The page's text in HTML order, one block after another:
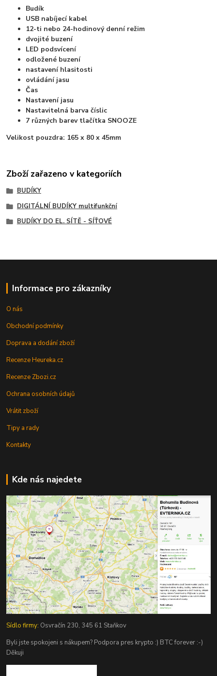
Budík
USB nabíjecí kabel
12-ti nebo 24-hodinový denní režim
dvojité buzení
LED podsvícení
odložené buzení
nastavení hlasitosti
ovládání jasu
Čas
Nastavení jasu
Nastavitelná barva číslic
7 různých barev tlačítka SNOOZE
Velikost pouzdra: 165 x 80 x 45mm
Zboží zařazeno v kategoriích
BUDÍKY
DIGITÁLNÍ BUDÍKY multifunkční
BUDÍKY DO EL. SÍTĚ - SÍŤOVÉ
Informace pro zákazníky
O nás
Obchodní podmínky
Doprava a dodání zboží
Recenze Heureka.cz
Recenze Zbozi.cz
Ochrana osobních údajů
Vrátit zboží
Tipy a rady
Kontakty
Kde nás najedete
Sídlo firmy: Osvračín 230, 345 61 Staňkov
Byli jste spokojeni s nákupem? Podpora pres krypto :) BTC forever :-)
Děkuji